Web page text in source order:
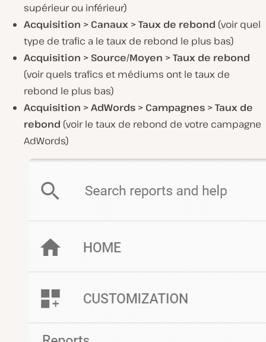
supérieur ou inférieur)
Acquisition > Canaux > Taux de rebond (voir quel
type de trafic a le taux de rebond le plus bas)
Acquisition > Source/Moyen > Taux de rebond
(voir quels trafics et médiums ont le taux de
rebond le plus bas)
Acquisition > AdWords > Campagnes > Taux de
rebond (voir le taux de rebond de votre campagne
AdWords)